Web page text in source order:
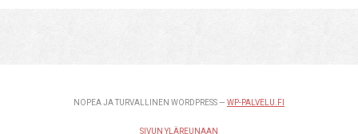
NOPEA JA TURVALLINEN WORDPRESS — WP-PALVELU.FI
SIVUN YLÄREUNAAN